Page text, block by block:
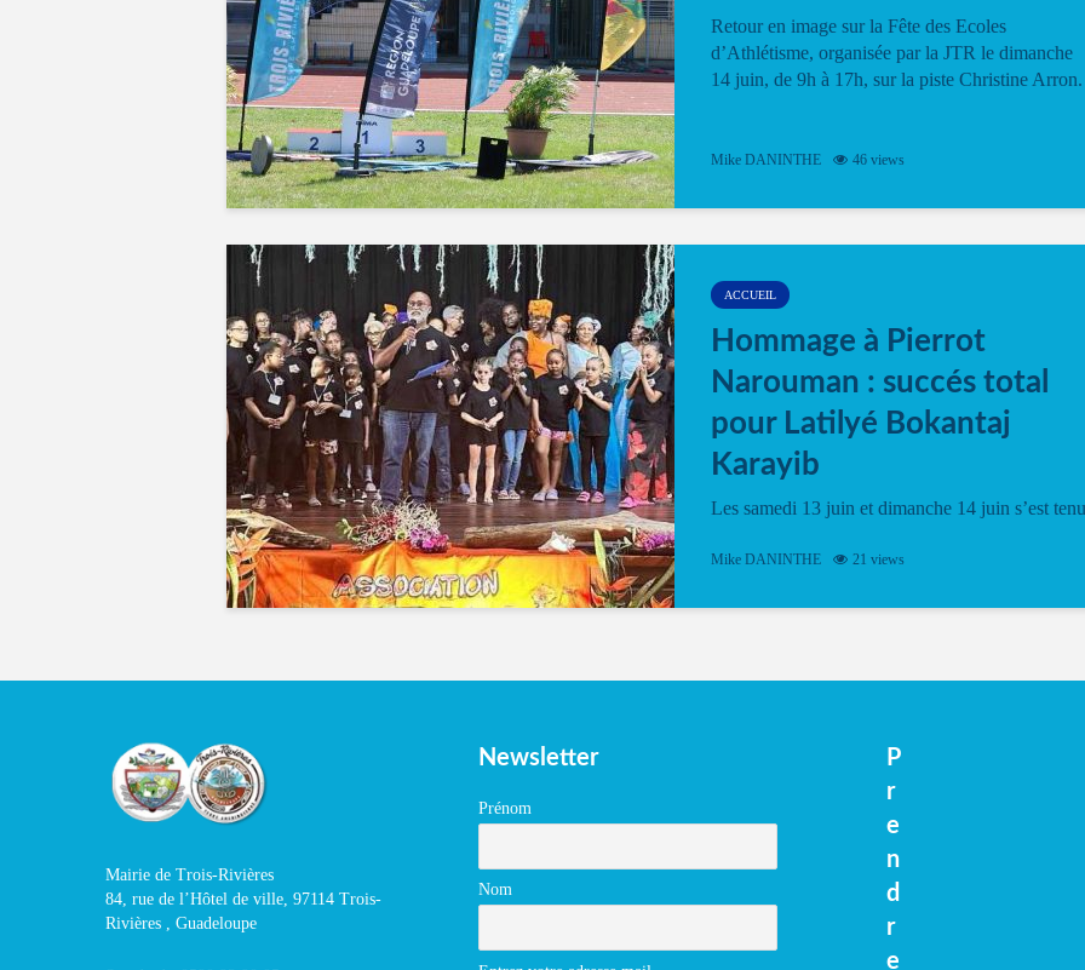
Retour en image sur la Fête des Ecoles
d’Athlétisme, organisée par la JTR le dimanche
14 juin, de 9h à 17h, sur la piste Christine Arron.
Mike DANINTHE 46 views
ACCUEIL
Hommage à Pierrot
Narouman : succés total
pour Latilyé Bokantaj
Karayib
Les samedi 13 juin et dimanche 14 juin s’est tenu
vibrant à Pierrot Narouman, organisé par
spectacle de fin d’année, présenté à la salle...
Mike DANINTHE 21 views
Mairie de Trois-Rivières
84, rue de l’Hôtel de ville, 97114 Trois-
Rivières , Guadeloupe
Newsletter
Prénom
Nom
P
r
e
n
d
r
e